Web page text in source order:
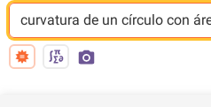
curvatura de un círculo con